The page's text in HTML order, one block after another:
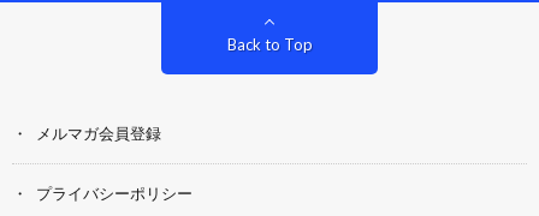
Back to Top
メルマガ会員登録
プライバシーポリシー